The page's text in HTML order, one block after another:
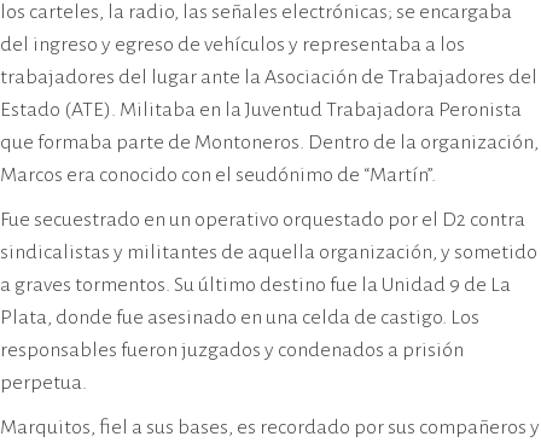
los carteles, la radio, las señales electrónicas; se encargaba
del ingreso y egreso de vehículos y representaba a los
trabajadores del lugar ante la Asociación de Trabajadores del
Estado (ATE). Militaba en la Juventud Trabajadora Peronista
que formaba parte de Montoneros. Dentro de la organización,
Marcos era conocido con el seudónimo de “Martín”.
Fue secuestrado en un operativo orquestado por el D2 contra
sindicalistas y militantes de aquella organización, y sometido
a graves tormentos. Su último destino fue la Unidad 9 de La
Plata, donde fue asesinado en una celda de castigo. Los
responsables fueron juzgados y condenados a prisión
perpetua.
Marquitos, fiel a sus bases, es recordado por sus compañeros y